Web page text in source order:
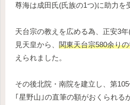
尊海は成田氏(氏族の1つ)に助力を
天台宗の教えを広める為、正安3
見天皇から、 関東天台宗580余り
えられました。
その後北院・南院を建立し、第
｢星野山｣の直筆の額がおくられる